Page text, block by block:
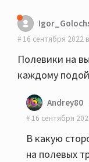
16 сентября 2022
Полевики на
каждому
Andrey80
16 сентября
В какую
на полевых